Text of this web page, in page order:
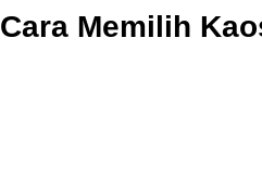
Cara Memilih